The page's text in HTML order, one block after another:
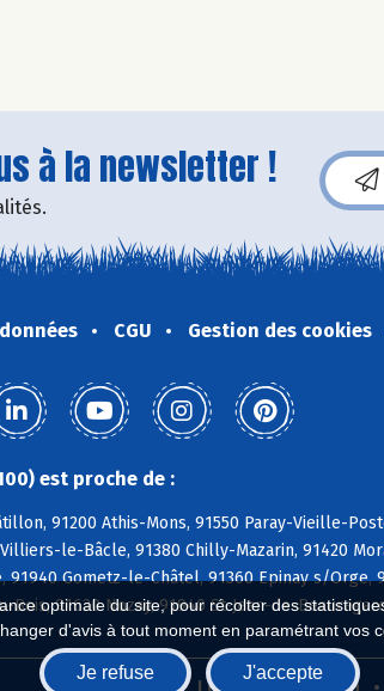
optimale du site, pour récolter des
d'avis à tout moment en paramétrant vos
Je refuse J'accepte
à la newsletter !
CGU Gestion des cookies
est proche de :
91200 Athis-Mons, 91550 Paray-Vieille-
le-Bâcle, 91380 Chilly-Mazarin, 91420
Gometz-le-Châtel, 91360 Epinay s/Orge,
91620 Nozay, 91940 St-Jean-de-
Biocoop.fr Le réseau Biocoop